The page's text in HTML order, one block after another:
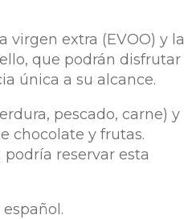
extra (EVOO) y la
que podrán disfrutar
única a su alcance.
pescado, carne) y
chocolate y frutas.
reservar esta